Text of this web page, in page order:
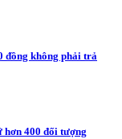
đồng không phải trả
hơn 400 đối tượng